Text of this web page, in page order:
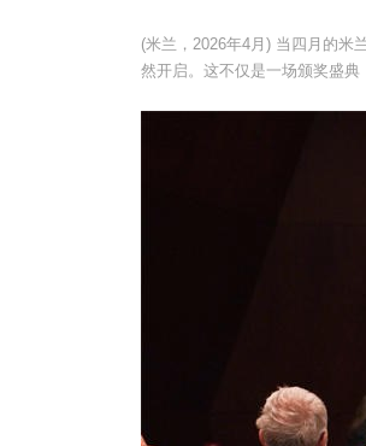
(米兰，2026年4月) 当四月的米
然开启。这不仅是一场颁奖盛典